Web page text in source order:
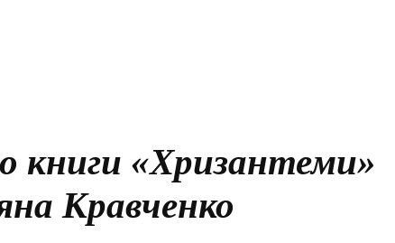
книги «Хризантеми»
Кравченко